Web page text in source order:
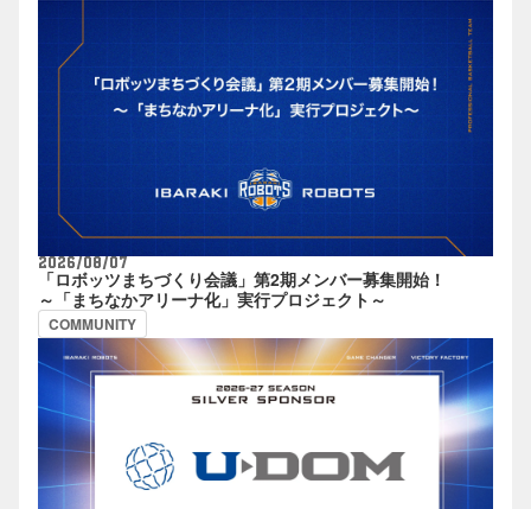
2026/08/07
「ロボッツまちづくり会議」第2期メンバー募集開始！
～「まちなかアリーナ化」実行プロジェクト～
COMMUNITY